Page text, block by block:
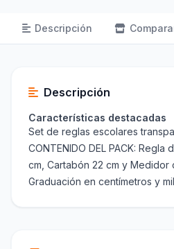
Descripción
Descripción
Características destacadas
Set de reglas escolares
CONTENIDO DEL PACK: Regla
cm, Cartabón 22 cm y Medidor
Graduación en centímetros y